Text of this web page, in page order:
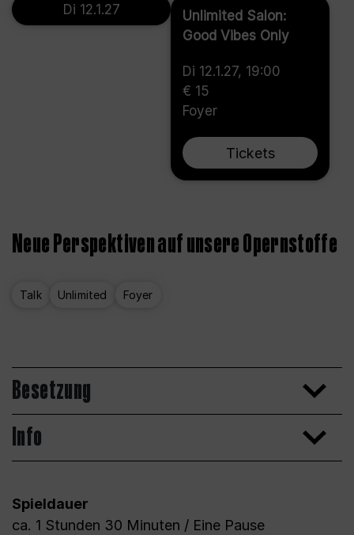
Di 12.1.27
Unlimited Salon:
Good Vibes Only
Di 12.1.27, 19:00
€ 15
Foyer
Tickets
Neue Perspektiven auf unsere Opernstoffe
Talk Unlimited Foyer
Besetzung
Info
Spieldauer
ca. 1 Stunden 30 Minuten / Eine Pause